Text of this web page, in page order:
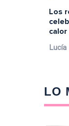
Los
Lucía
LO